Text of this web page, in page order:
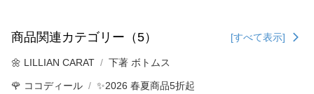
商品関連カテゴリー（5） [すべて表示]
🌼 LILLIAN CARAT 下著 ボトムス
🌹 ココディール ✨2026 春夏商品5折起